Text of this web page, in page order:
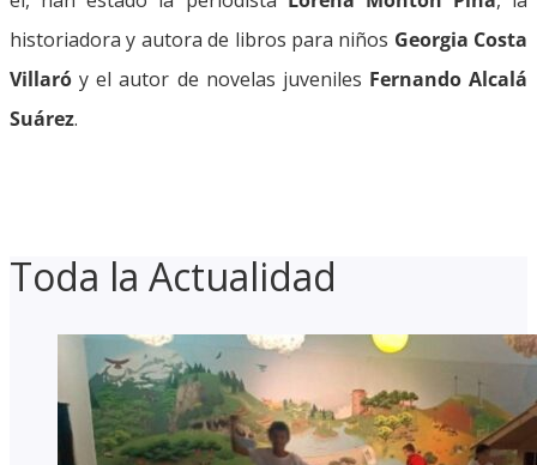
historiadora y autora de libros para niños Georgia Costa
Villaró y el autor de novelas juveniles Fernando Alcalá
Suárez.
Toda la Actualidad